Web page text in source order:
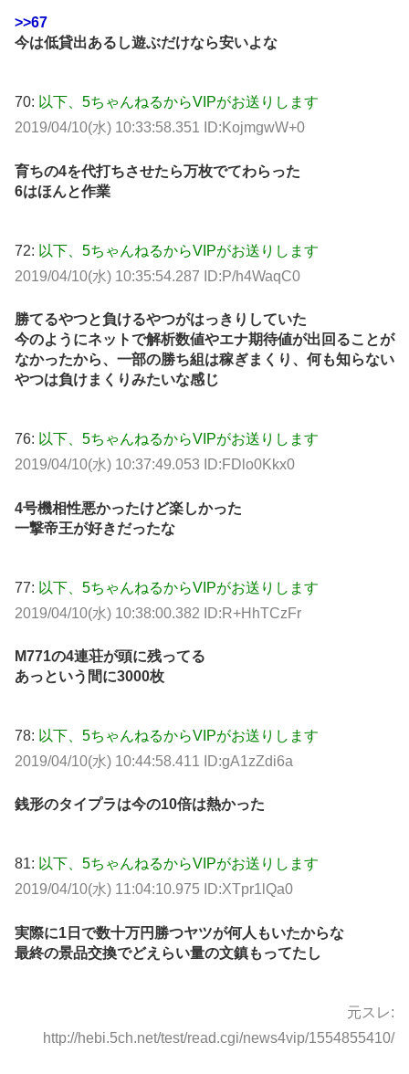
>>67
今は低貸出あるし遊ぶだけなら安いよな
70: 以下、5ちゃんねるからVIPがお送りします
2019/04/10(水) 10:33:58.351 ID:KojmgwW+0
育ちの4を代打ちさせたら万枚でてわらった
6はほんと作業
72: 以下、5ちゃんねるからVIPがお送りします
2019/04/10(水) 10:35:54.287 ID:P/h4WaqC0
勝てるやつと負けるやつがはっきりしていた
今のようにネットで解析数値やエナ期待値が出回ることが
なかったから、一部の勝ち組は稼ぎまくり、何も知らない
やつは負けまくりみたいな感じ
76: 以下、5ちゃんねるからVIPがお送りします
2019/04/10(水) 10:37:49.053 ID:FDlo0Kkx0
4号機相性悪かったけど楽しかった
一撃帝王が好きだったな
77: 以下、5ちゃんねるからVIPがお送りします
2019/04/10(水) 10:38:00.382 ID:R+HhTCzFr
M771の4連荘が頭に残ってる
あっという間に3000枚
78: 以下、5ちゃんねるからVIPがお送りします
2019/04/10(水) 10:44:58.411 ID:gA1zZdi6a
銭形のタイプラは今の10倍は熱かった
81: 以下、5ちゃんねるからVIPがお送りします
2019/04/10(水) 11:04:10.975 ID:XTpr1lQa0
実際に1日で数十万円勝つヤツが何人もいたからな
最終の景品交換でどえらい量の文鎮もってたし
元スレ:
http://hebi.5ch.net/test/read.cgi/news4vip/1554855410/